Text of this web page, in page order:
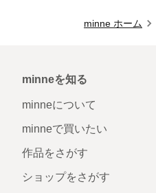
minne ホーム
minneを知る
minneについて
minneで買いたい
作品をさがす
ショップをさがす